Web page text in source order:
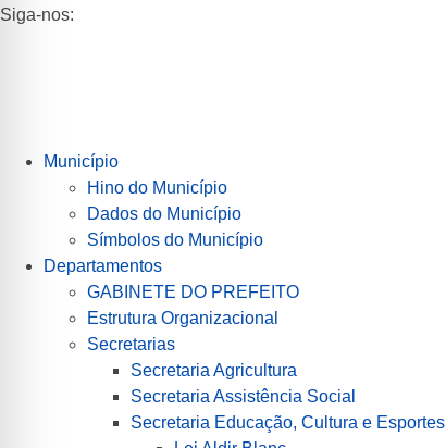
Siga-nos:
Município
Hino do Município
Dados do Município
Símbolos do Município
Departamentos
GABINETE DO PREFEITO
Estrutura Organizacional
Secretarias
Secretaria Agricultura
Secretaria Assistência Social
Secretaria Educação, Cultura e Esportes